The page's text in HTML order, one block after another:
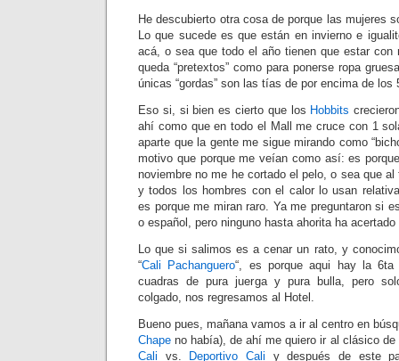
He descubierto otra cosa de porque las mujeres
Lo que sucede es que están en invierno e
acá, o sea que todo el año tienen que estar con
queda “pretextos” como para ponerse ropa
únicas “gordas” son las tías de por encima de los
Eso si, si bien es cierto que los Hobbits
ahí como que en todo el Mall me cruce con 1
aparte que la gente me sigue mirando como
motivo que porque me veían como así: es
noviembre no me he cortado el pelo, o sea que
y todos los hombres con el calor lo usan
es porque me miran raro. Ya me preguntaron si
o español, pero ninguno hasta ahorita ha
Lo que si salimos es a cenar un rato, y
“Cali Pachanguero“, es porque aqui hay la
cuadras de pura juerga y pura bulla, pero
colgado, nos regresamos al Hotel.
Bueno pues, mañana vamos a ir al centro en
Chape no había), de ahí me quiero ir al clásico
Cali vs. Deportivo Cali y después de este